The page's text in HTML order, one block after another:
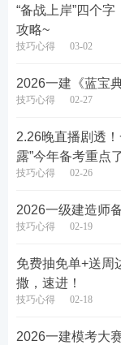
通过智能学情分
知识结构。不用
目了然，让你把
很多考生怕考试
是给答案，更是
克那些容易丢
能识破陷阱。
5️⃣ AI批改进度
提交试卷后，最
“备战上岸”四个
攻略~
技巧心得 03-02
2026一建《蓝宝
技巧心得 02-27
2.26晚直播剧透
露”今年备考重点
技巧心得 02-26
2026一级建造师
技巧心得 02-19
免费抽免单+送周
撒，速进！
技巧心得 02-18
2026一建模考大